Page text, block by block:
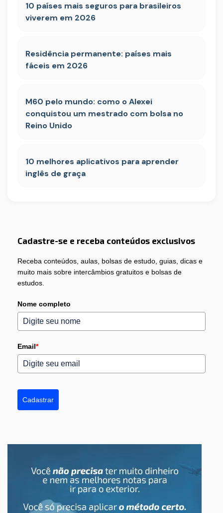
10 países mais seguros para brasileiros
viverem em 2026
Residência permanente: países mais
fáceis em 2026
M60 pelo mundo: como o Alexei
conquistou um mestrado com bolsa no
Reino Unido
10 melhores aplicativos para aprender
inglês de graça
Cadastre-se e receba conteúdos exclusivos
Receba conteúdos, aulas, bolsas de estudo, guias, dicas e
muito mais sobre intercâmbios gratuitos e bolsas de
estudos.
Nome completo
Email*
Cadastrar